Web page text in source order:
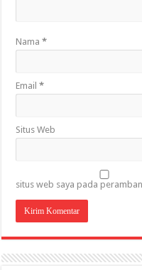
Nama*
Email*
Situs Web
situs web saya pada